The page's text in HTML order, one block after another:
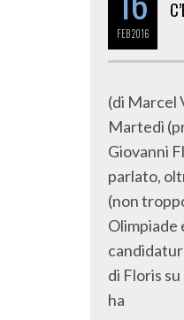
FEB2016
(di Marcel
Martedì
Giovanni
parlato,
(non
Olimpiade
di Floris
ha